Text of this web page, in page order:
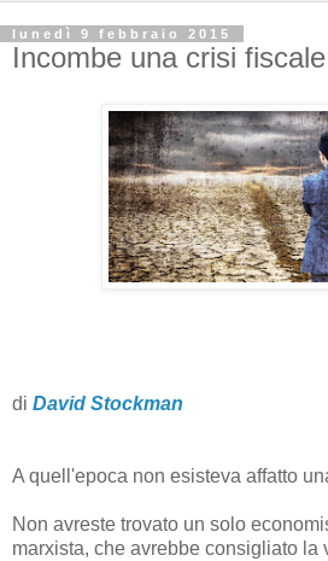
lunedì 9 febbraio 2015
Incombe una crisi
di David Stockman
A quell'epoca non esisteva affatto
Non avreste trovato un solo
marxista, che avrebbe consigliato la